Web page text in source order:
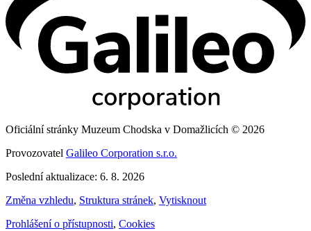
Oficiální stránky Muzeum Chodska v Domažlicích © 2026
Provozovatel Galileo Corporation s.r.o.
Poslední aktualizace: 6. 8. 2026
Změna vzhledu, Struktura stránek, Vytisknout
Prohlášení o přístupnosti, Cookies